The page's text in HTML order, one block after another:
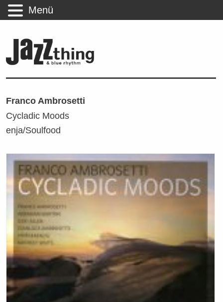
Franco Ambrosetti
Cycladic Moods
enja/Soulfood
Menü